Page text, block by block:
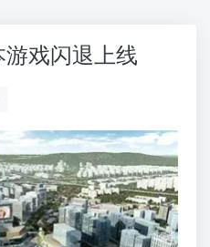
戏闪退上线